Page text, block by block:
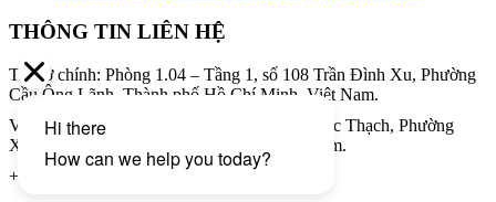
THÔNG TIN LIÊN HỆ
Trụ sở chính: Phòng 1.04 – Tầng 1, số 108 Trần Đình Xu, Phường
Cầu Ông Lãnh, Thành phố Hồ Chí Minh, Việt Nam.
Văn phòng giao dịch: Tầng 8, 34A Phạm Ngọc Thạch, Phường
Xuân Hòa, Thành phố Hồ Chí Minh, Việt Nam.
+ (84) 28 3979 8855